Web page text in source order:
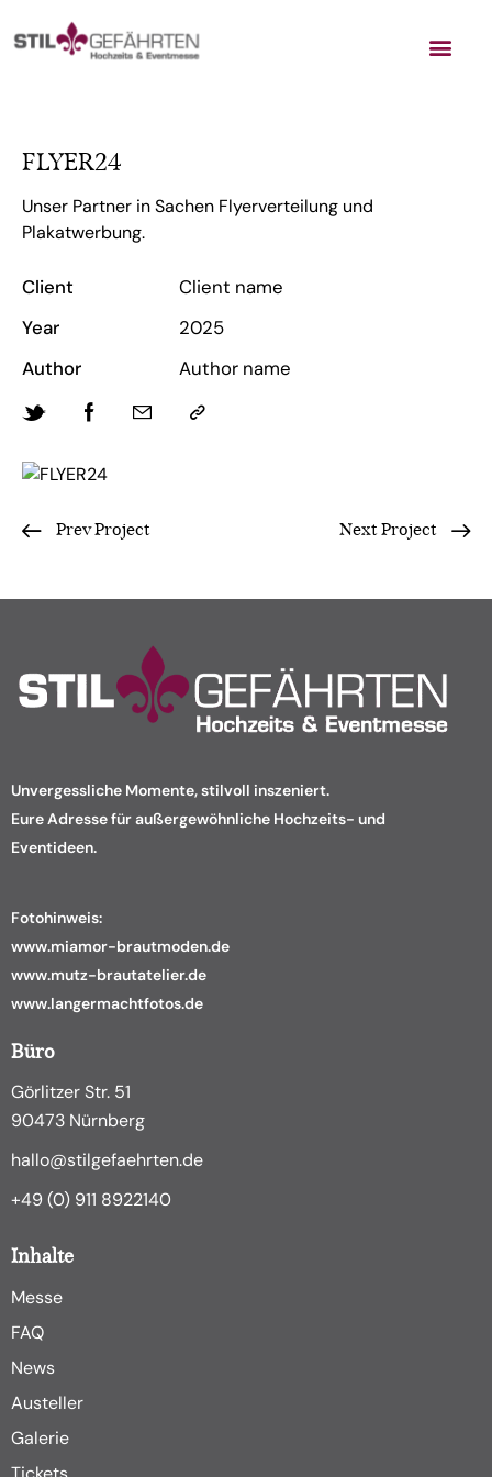
FLYER24
Unser Partner in Sachen Flyerverteilung und
Plakatwerbung.
Client
Client name
Year
2025
Author
Author name
Prev Project Next Project
Unvergessliche Momente, stilvoll inszeniert.
Eure Adresse für außergewöhnliche Hochzeits- und
Eventideen.
Fotohinweis:
www.miamor-brautmoden.de
www.mutz-brautatelier.de
www.langermachtfotos.de
Büro
Görlitzer Str. 51
90473 Nürnberg
hallo@stilgefaehrten.de
+49 (0) 911 8922140
Inhalte
Messe
FAQ
News
Austeller
Galerie